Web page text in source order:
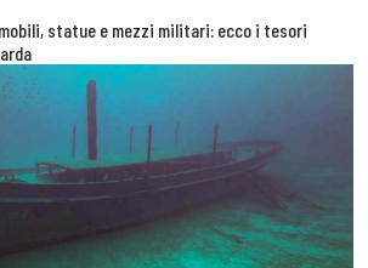
statue e mezzi militari: ecco i tesori